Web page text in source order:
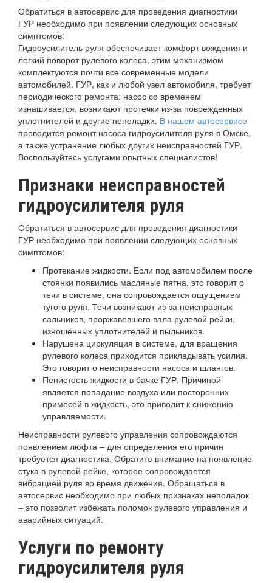
Обратиться в автосервис для проведения диагностики
ГУР необходимо при появлении следующих основных
симптомов:
Гидроусилитель руля обеспечивает комфорт вождения и
легкий поворот рулевого колеса, этим механизмом
комплектуются почти все современные модели
автомобилей. ГУР, как и любой узел автомобиля, требует
периодического ремонта: насос со временем
изнашивается, возникают протечки из-за поврежденных
уплотнителей и другие неполадки. В нашем автосервисе
проводится ремонт насоса гидроусилителя руля в Омске,
а также устранение любых других неисправностей ГУР.
Воспользуйтесь услугами опытных специалистов!
Признаки неисправностей
гидроусилителя руля
Обратиться в автосервис для проведения диагностики
ГУР необходимо при появлении следующих основных
симптомов:
Протекание жидкости. Если под автомобилем после
стоянки появились масляные пятна, это говорит о
течи в системе, она сопровождается ощущением
тугого руля. Течи возникают из-за неисправных
сальников, проржавевшего вала рулевой рейки,
изношенных уплотнителей и пыльников.
Нарушена циркуляция в системе, для вращения
рулевого колеса приходится прикладывать усилия.
Это говорит о неисправности насоса и шлангов.
Пенистость жидкости в бачке ГУР. Причиной
является попадание воздуха или посторонних
примесей в жидкость, это приводит к снижению
управляемости.
Неисправности рулевого управления сопровождаются
появлением люфта – для определения его причин
требуется диагностика. Обратите внимание на появление
стука в рулевой рейке, которое сопровождается
вибрацией руля во время движения. Обращаться в
автосервис необходимо при любых признаках неполадок
– это позволит избежать поломок рулевого управления и
аварийных ситуаций.
Услуги по ремонту
гидроусилителя руля